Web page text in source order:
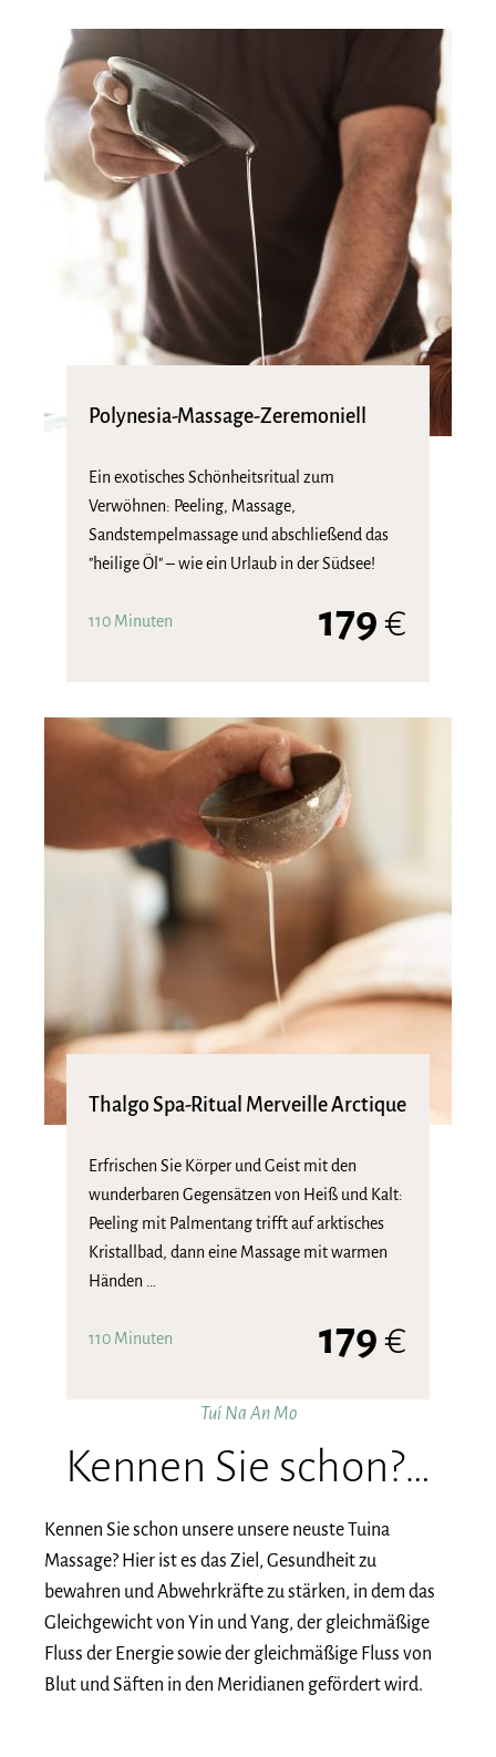
Polynesia-Massage-Zeremoniell
Ein exotisches Schönheitsritual zum
Verwöhnen: Peeling, Massage,
Sandstempelmassage und abschließend das
"heilige Öl" – wie ein Urlaub in der Südsee!
110 Minuten 179€
Thalgo Spa-Ritual Merveille Arctique
Erfrischen Sie Körper und Geist mit den
wunderbaren Gegensätzen von Heiß und Kalt:
Peeling mit Palmentang trifft auf arktisches
Kristallbad, dann eine Massage mit warmen
Händen …
110 Minuten 179€
Tuí Na An Mo
Kennen Sie schon?…
Kennen Sie schon unsere unsere neuste Tuina
Massage? Hier ist es das Ziel, Gesundheit zu
bewahren und Abwehrkräfte zu stärken, in dem das
Gleichgewicht von Yin und Yang, der gleichmäßige
Fluss der Energie sowie der gleichmäßige Fluss von
Blut und Säften in den Meridianen gefördert wird.